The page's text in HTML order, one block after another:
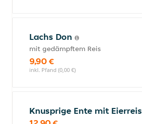
Lachs Don
mit gedämpftem Reis
9,90 €
inkl. Pfand (0,00 €)
Knusprige Ente mit Eierreis